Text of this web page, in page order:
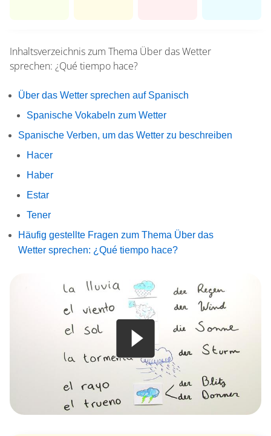
Inhaltsverzeichnis zum Thema Über das Wetter
sprechen: ¿Qué tiempo hace?
Über das Wetter sprechen auf Spanisch
Spanische Vokabeln zum Wetter
Spanische Verben, um das Wetter zu beschreiben
Hacer
Haber
Estar
Tener
Häufig gestellte Fragen zum Thema Über das
Wetter sprechen: ¿Qué tiempo hace?